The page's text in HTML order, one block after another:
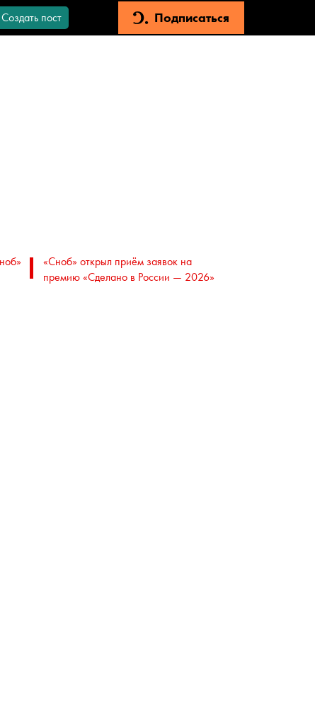
Создать пост Подписаться
«Сноб» открыл приём заявок на
премию «Сделано в России — 2026»